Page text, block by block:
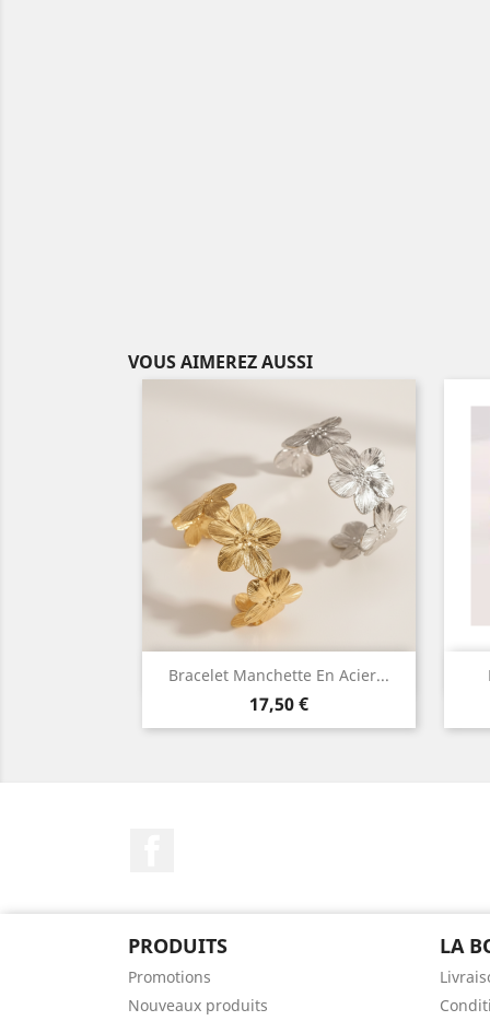
VOUS AIMEREZ AUSSI
Bracelet Manchette En Acier...
Prix
17,50 €
 Aperçu rapide
PRODUITS
Promotions
Nouveaux produits
LA